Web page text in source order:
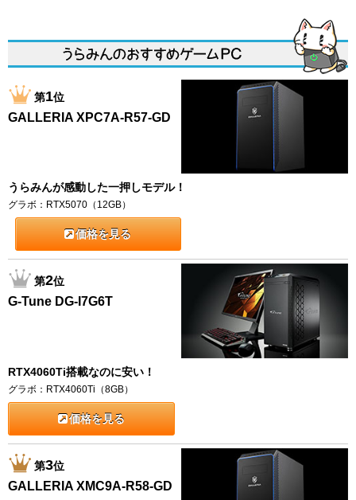
第1位
GALLERIA XPC7A-R57-GD
うらみんが感動した一押しモデル！
グラボ：RTX5070（12GB）
価格を見る
第2位
G-Tune DG-I7G6T
RTX4060Ti搭載なのに安い！
グラボ：RTX4060Ti（8GB）
価格を見る
第3位
GALLERIA XMC9A-R58-GD